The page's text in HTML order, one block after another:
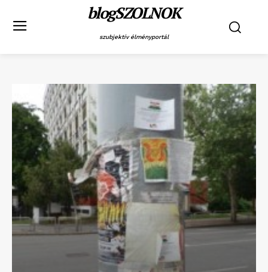
blogSZOLNOK
szubjektív élményportál